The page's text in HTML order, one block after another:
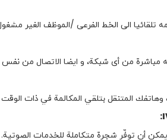
تلقائيا الى الخط الفرعى /الموظف الغير
من أى شبكة، و ايضا الاتصال من نفس
المتنقل بتلقي المكالمة في ذات
: